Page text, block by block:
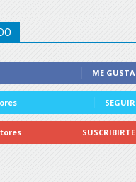
ME GUSTA
SEGUIR
SUSCRIBIRTE